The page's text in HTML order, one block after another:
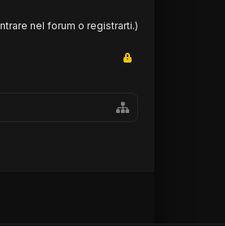
nel forum o registrarti.)